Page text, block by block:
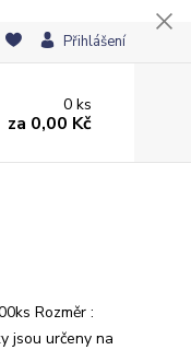
Přihlášení
0ks
za 0,00 Kč
Rozměr :
jsou určeny na